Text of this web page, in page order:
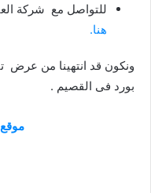
للتواصل مع شركة
هنا.
بورد فى القصيم .